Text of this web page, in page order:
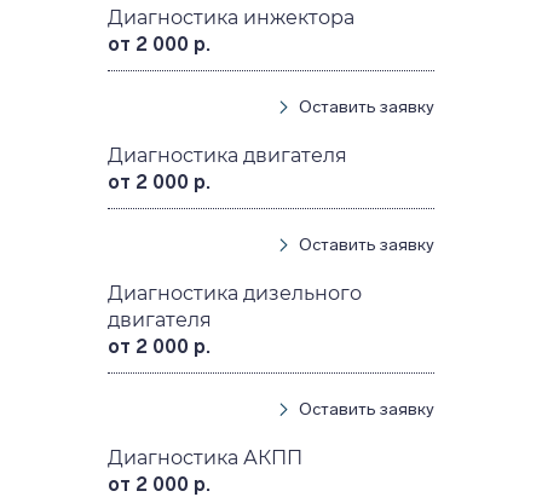
Диагностика инжектора
от 2 000 р.
Оставить заявку
Диагностика двигателя
от 2 000 р.
Оставить заявку
Диагностика дизельного
двигателя
от 2 000 р.
Оставить заявку
Диагностика АКПП
от 2 000 р.